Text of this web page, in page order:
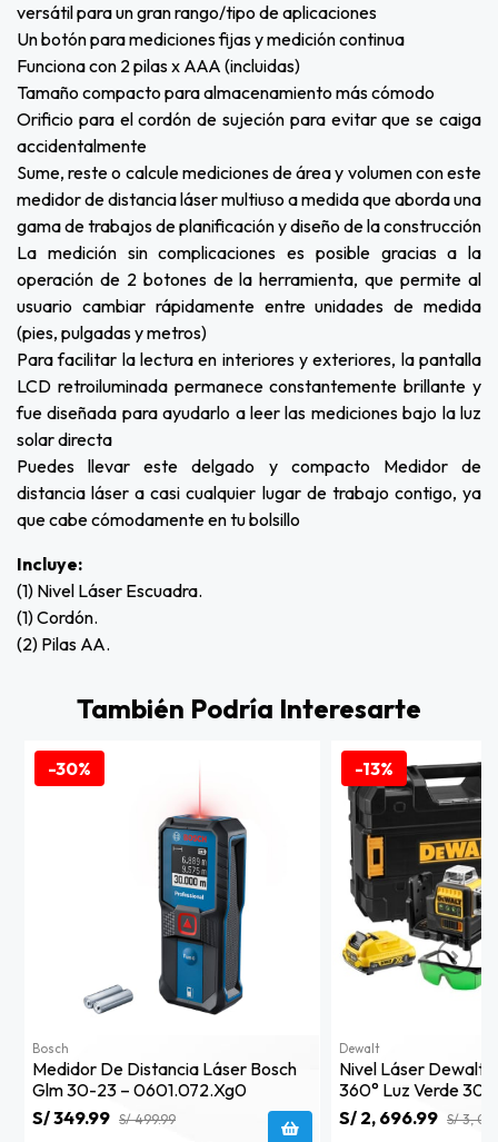
versátil para un gran rango/tipo de aplicaciones
Un botón para mediciones fijas y medición continua
Funciona con 2 pilas x AAA (incluidas)
Tamaño compacto para almacenamiento más cómodo
Orificio para el cordón de sujeción para evitar que se caiga
accidentalmente
Sume, reste o calcule mediciones de área y volumen con este
medidor de distancia láser multiuso a medida que aborda una
gama de trabajos de planificación y diseño de la construcción
La medición sin complicaciones es posible gracias a la
operación de 2 botones de la herramienta, que permite al
usuario cambiar rápidamente entre unidades de medida
(pies, pulgadas y metros)
Para facilitar la lectura en interiores y exteriores, la pantalla
LCD retroiluminada permanece constantemente brillante y
fue diseñada para ayudarlo a leer las mediciones bajo la luz
solar directa
Puedes llevar este delgado y compacto Medidor de
distancia láser a casi cualquier lugar de trabajo contigo, ya
que cabe cómodamente en tu bolsillo
Incluye:
(1) Nivel Láser Escuadra.
(1) Cordón.
(2) Pilas AA.
También Podría Interesarte
-30%
Bosch
Medidor De Distancia Láser Bosch
Glm 30-23 – 0601.072.xg0
S/ 349.99 S/ 499.99
-13%
Dewalt
Nivel Láser Dewalt
360° Luz Verde
Qw
S/ 2, 696.99 S/ 3,